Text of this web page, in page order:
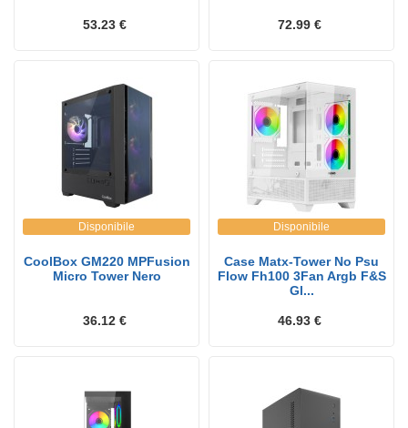
53.23 € 72.99 €
Disponibile
CoolBox GM220 MPFusion
Micro Tower Nero
36.12 €
Disponibile
Case Matx-Tower No Psu
Flow Fh100 3Fan Argb F&S
Gl...
46.93 €